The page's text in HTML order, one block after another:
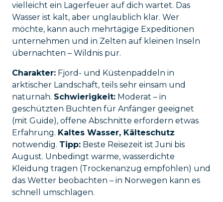
vielleicht ein Lagerfeuer auf dich wartet. Das
Wasser ist kalt, aber unglaublich klar. Wer
möchte, kann auch mehrtägige Expeditionen
unternehmen und in Zelten auf kleinen Inseln
übernachten – Wildnis pur.
Charakter: Fjord- und Küstenpaddeln in
arktischer Landschaft, teils sehr einsam und
naturnah. Schwierigkeit: Moderat – in
geschützten Buchten für Anfänger geeignet
(mit Guide), offene Abschnitte erfordern etwas
Erfahrung. Kaltes Wasser, Kälteschutz
notwendig. Tipp: Beste Reisezeit ist Juni bis
August. Unbedingt warme, wasserdichte
Kleidung tragen (Trockenanzug empfohlen) und
das Wetter beobachten – in Norwegen kann es
schnell umschlagen.